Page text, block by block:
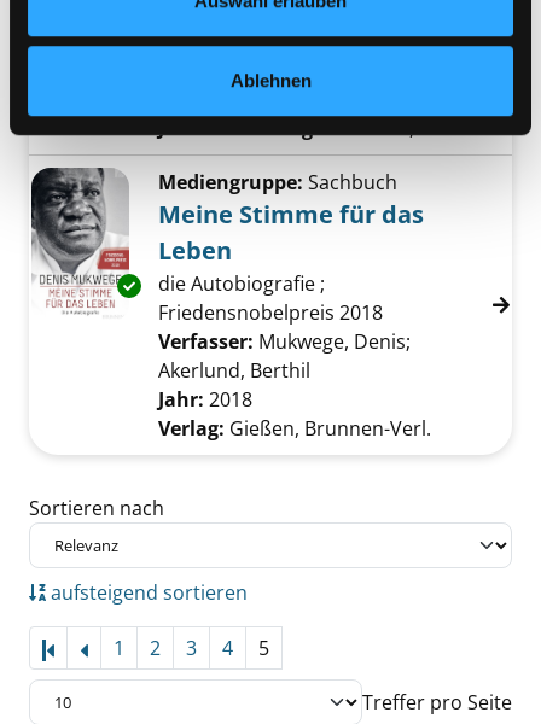
Ablehnen
Machtstrukturen verändern - und
wie wir dies für uns nutzen können
Verfasser:Heimans, Jeremy
Exemplar-Details von Meine Stimme für das
Mediengruppe: Sachbuch
Meine Stimme für das
Leben
die Autobiografie ;
Friedensnobelpreis 2018
Verfasser: Mukwege, Denis;
Akerlund, Berthil
Jahr: 2018
Verlag: Gießen, Brunnen-Verl.
Zu den Suchfiltern springen
Sortieren nach
aufsteigend sortieren
1 2 3 4 5
Treffer pro Seite